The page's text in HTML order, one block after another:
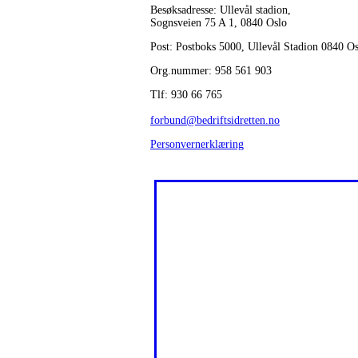
Besøksadresse: Ullevål stadion,
Sognsveien 75 A 1, 0840 Oslo
Post: Postboks 5000, Ullevål Stadion 0840
Org.nummer: 958 561 903
Tlf: 930 66 765
forbund@bedriftsidretten.no
Personvernerklæring